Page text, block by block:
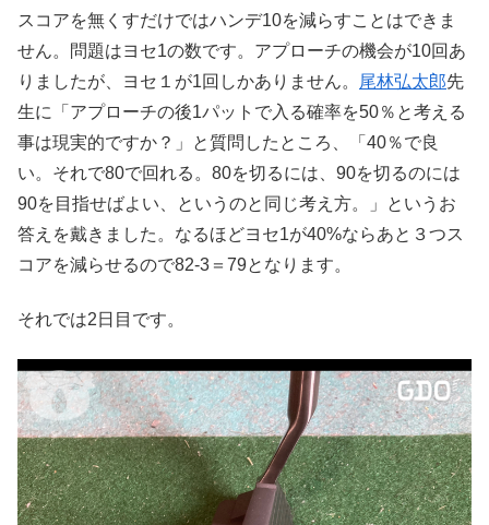
スコアを無くすだけではハンデ10を減らすことはできま
せん。問題はヨセ1の数です。アプローチの機会が10回あ
りましたが、ヨセ１が1回しかありません。
尾林弘太郎先
生に「アプローチの後1パットで入る確率を50％と考える
事は現実的ですか？」と質問したところ、「40％で良
い。それで80で回れる。80を切るには、90を切るのには
90を目指せばよい、というのと同じ考え方。」というお
答えを戴きました。なるほどヨセ1が40%ならあと３つス
コアを減らせるので82-3＝79となります。
それでは2日目です。